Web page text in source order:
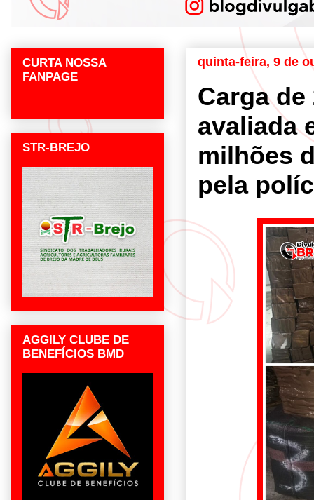
quinta-feira, 9 de
Carga
avaliada
milhões
pela
CURTA NOSSA
FANPAGE
STR-BREJO
AGGILY CLUBE DE
BENEFÍCIOS BMD